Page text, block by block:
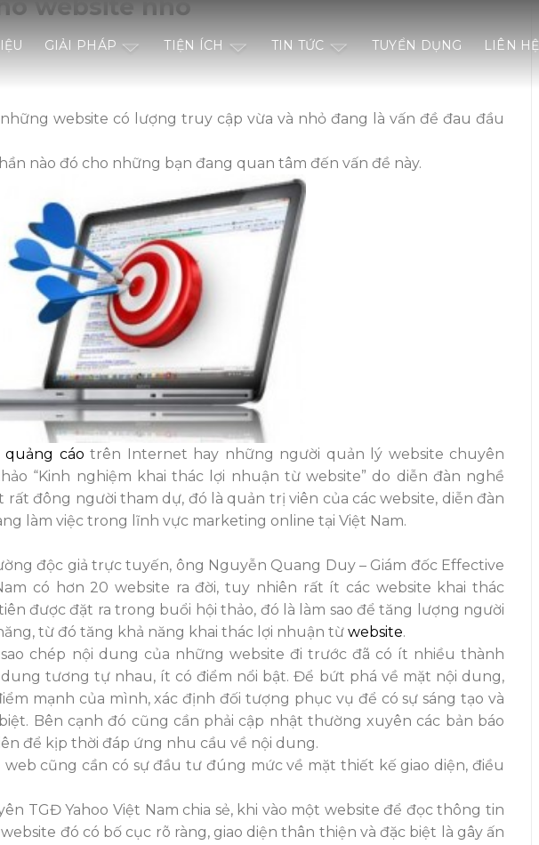
GIẢI PHÁP TIỆN ÍCH TIN TỨC TUYỂN DỤNG LIÊN HỆ
website nhỏ
website có lượng truy cập vừa và nhỏ đang là vấn đề đau đầu
nào đó cho những bạn đang quan tâm đến vấn đề này.
quảng cáo trên Internet hay những người quản lý website chuyên
“Kinh nghiệm khai thác lợi nhuận từ website” do diễn đàn nghề
đông người tham dự, đó là quản trị viên của các website, diễn đàn
làm việc trong lĩnh vực marketing online tại Việt Nam.
độc giả trực tuyến, ông Nguyễn Quang Duy – Giám đốc Effective
có hơn 20 website ra đời, tuy nhiên rất ít các website khai thác
được đặt ra trong buổi hội thảo, đó là làm sao để tăng lượng người
từ đó tăng khả năng khai thác lợi nhuận từ website.
chép nội dung của những website đi trước đã có ít nhiều thành
tương tự nhau, ít có điểm nổi bật. Để bứt phá về mặt nội dung,
mạnh của mình, xác định đối tượng phục vụ để có sự sáng tạo và
Bên cạnh đó cũng cần phải cập nhật thường xuyên các bản báo
để kịp thời đáp ứng nhu cầu về nội dung.
cũng cần có sự đầu tư đúng mức về mặt thiết kế giao diện, điều
TGĐ Yahoo Việt Nam chia sẻ, khi vào một website để đọc thông tin
đó có bố cục rõ ràng, giao diện thân thiện và đặc biệt là gây ấn